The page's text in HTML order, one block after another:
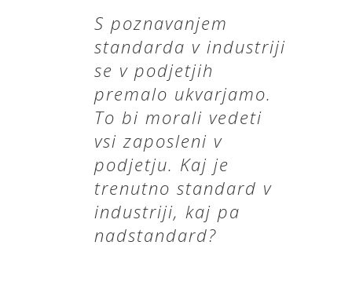
S poznavanjem
standarda v industriji
se v podjetjih
premalo ukvarjamo.
To bi morali vedeti
vsi zaposleni v
podjetju. Kaj je
trenutno standard v
industriji, kaj pa
nadstandard?